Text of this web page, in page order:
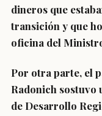
dineros que
transición y que
oficina del
Por otra parte, el
Radonich sostuvo
de Desarrollo